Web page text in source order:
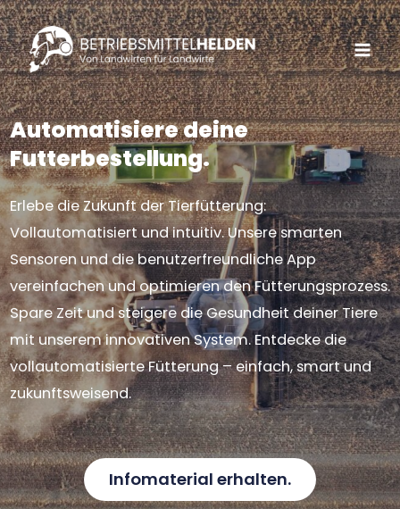
Skip
to
content
Automatisiere deine
Futterbestellung.
Erlebe die Zukunft der Tierfütterung:
Vollautomatisiert und intuitiv. Unsere smarten
Sensoren und die benutzerfreundliche App
vereinfachen und optimieren den Fütterungsprozess.
Spare Zeit und steigere die Gesundheit deiner Tiere
mit unserem innovativen System. Entdecke die
vollautomatisierte Fütterung – einfach, smart und
zukunftsweisend.
Infomaterial erhalten.